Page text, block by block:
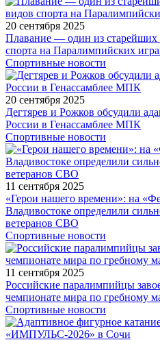
20 сентября 2025
Плавание — один из старейших
спорта на Паралимпийских
Спортивные новости
20 сентября 2025
Дегтярев и Рожков обсудили
России в Генассамблее МПК
Спортивные новости
11 сентября 2025
«Герои нашего времени»: на
Владивостоке определили
ветеранов СВО
Спортивные новости
11 сентября 2025
Российские паралимпийцы
чемпионате мира по гребному
Спортивные новости